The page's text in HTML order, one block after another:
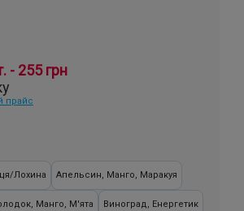
- 255 грн
прайс
Лохина Апельсин, Манго, Маракуя
Манго, М'ята Виноград, Енергетик